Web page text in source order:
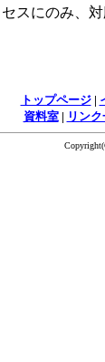
スにのみ、
トップページ|
資料室| リン